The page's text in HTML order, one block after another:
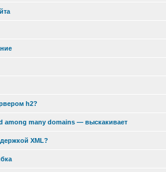
h2?
among many domains — выскакивает
XML?